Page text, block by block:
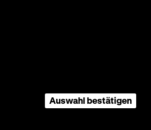
Auswahl bestätigen